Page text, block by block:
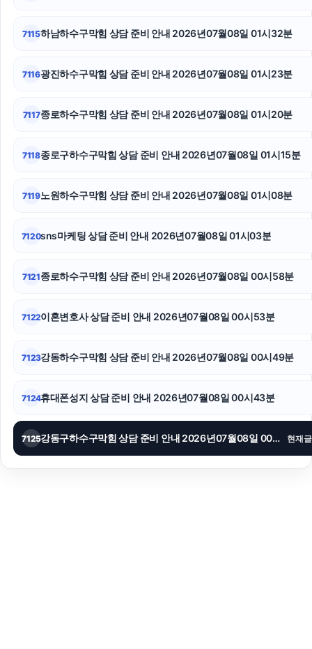
인스타그램 팔로워
인스타그램 좋아요 늘리기
용인음주운전변호사
마약변호사
7115하남하수구막힘 상담 준비 안내 2026년07월08일 01시32분
7116광진하수구막힘 상담 준비 안내 2026년07월08일 01시23분
7117종로하수구막힘 상담 준비 안내 2026년07월08일 01시20분
7118종로구하수구막힘 상담 준비 안내 2026년07월08일 01시15분
7119노원하수구막힘 상담 준비 안내 2026년07월08일 01시08분
7120sns마케팅 상담 준비 안내 2026년07월08일 01시03분
7121종로하수구막힘 상담 준비 안내 2026년07월08일 00시58분
7122이혼변호사 상담 준비 안내 2026년07월08일 00시53분
7123강동하수구막힘 상담 준비 안내 2026년07월08일 00시49분
7124휴대폰성지 상담 준비 안내 2026년07월08일 00시43분
7125 강동구하수구막힘 상담 준비 안내 2026년07월08일 00시38분 현재글